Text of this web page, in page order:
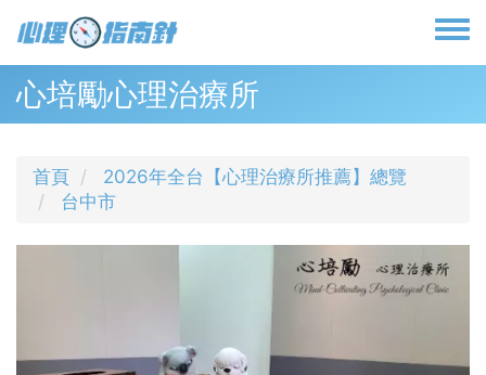
至
主
menu
心培勵心理治療所
首頁
2026年全台【心理治療所推薦】總覽
台中市